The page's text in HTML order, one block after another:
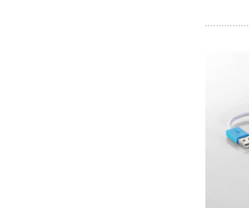
USB Type-C
ポート数で絞り込む